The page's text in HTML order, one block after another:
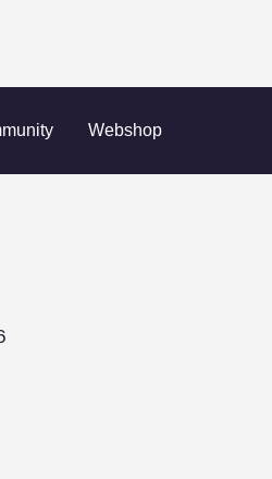
Webshop